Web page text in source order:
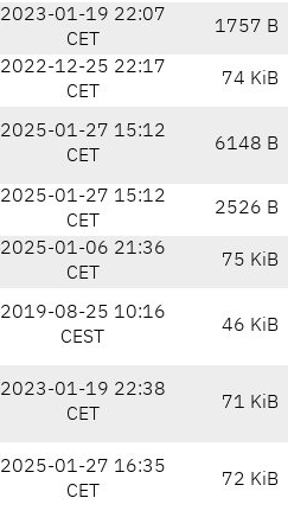
2023-01-19 22:07
CET
1757 B
2022-12-25 22:17
CET
74 KiB
2025-01-27 15:12
CET
6148 B
2025-01-27 15:12
CET
2526 B
2025-01-06 21:36
CET
75 KiB
2019-08-25 10:16
CEST
46 KiB
2023-01-19 22:38
CET
71 KiB
2025-01-27 16:35
CET
72 KiB